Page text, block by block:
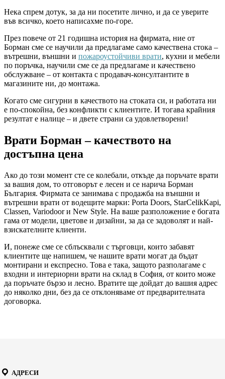
Нека спрем дотук, за да ни посетите лично, и да се уверите
във всичко, което написахме по-горе.
През повече от 21 годишна история на фирмата, ние от
Борман сме се научили да предлагаме само качествена стока –
вътрешни, външни и пожароустойчиви врати, кухни и мебели
по поръчка, научили сме се да предлагаме и качествено
обслужване – от контакта с продавач-консултантите в
магазините ни, до монтажа.
Когато сме сигурни в качеството на стоката си, и работата ни
е по-спокойна, без конфликти с клиентите. И тогава крайния
резултат е налице – и двете страни са удовлетворени!
Врати Борман – качеството на
достъпна цена
Ако до този момент сте се колебали, откъде да поръчате врати
за вашия дом, то отговорът е лесен и се нарича Борман
България. Фирмата се занимава с продажба на външни и
вътрешни врати от водещите марки: Porta Doors, StarCelikKapi,
Classen, Variodoor и New Style. На ваше разположение е богата
гама от модели, цветове и дизайни, за да се задоволят и най-
взискателните клиенти.
И, понеже сме се сблъсквали с търговци, които забавят
клиентите ще напишем, че нашите врати могат да бъдат
монтирани и експресно. Това е така, защото разполагаме с
входни и интериорни врати на склад в София, от които може
да поръчате бързо и лесно. Вратите ще дойдат до вашия адрес
до няколко дни, без да се отклоняваме от предварителната
договорка.
АДРЕСИ